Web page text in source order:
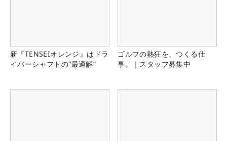
新『TENSEIオレンジ』はドラ
イバーシャフトの“最適解”
ゴルフの熱狂を、つくる仕
事。｜スタッフ募集中